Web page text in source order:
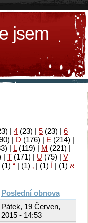
jsem
| 4 (23) | 5 (23) | 6
| D (176) | E (214) |
| L(119) | M (221) |
| T (171) | U (75) | V
א (1)
| آ (1)
|
‚
(1)
|
“
(1)
Poslední obnova
Pátek, 19 Červen,
2015 - 14:53